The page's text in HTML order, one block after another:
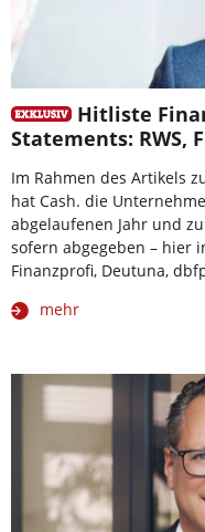
Hitliste
Statements: RWS,
Im Rahmen des Artikels
hat Cash. die
abgelaufenen Jahr und
sofern abgegeben – hier
Finanzprofi, Deutuna,
mehr